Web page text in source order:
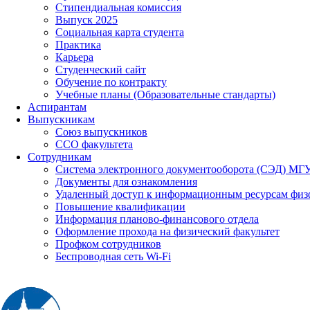
Стипендиальная комиссия
Выпуск 2025
Социальная карта студента
Практика
Карьера
Студенческий сайт
Обучение по контракту
Учебные планы (Образовательные стандарты)
Аспирантам
Выпускникам
Союз выпускников
ССО факультета
Сотрудникам
Система электронного документооборота (СЭД)
Документы для ознакомления
Удаленный доступ к информационным ресурсам
Повышение квалификации
Информация планово-финансового отдела
Оформление прохода на физический факультет
Профком сотрудников
Беспроводная сеть Wi-Fi